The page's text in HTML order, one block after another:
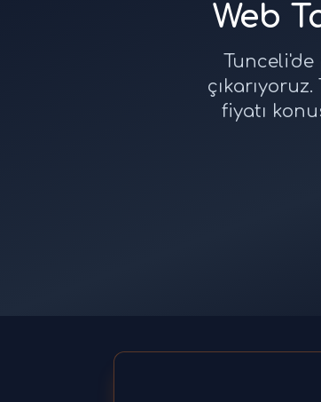
Web
fiyatı